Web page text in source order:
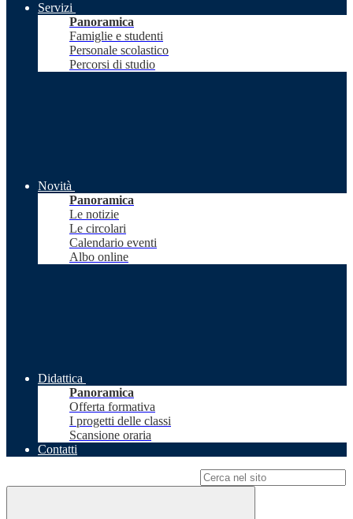
Servizi
Panoramica
Famiglie e studenti
Personale scolastico
Percorsi di studio
Novità
Panoramica
Le notizie
Le circolari
Calendario eventi
Albo online
Didattica
Panoramica
Offerta formativa
I progetti delle classi
Scansione oraria
Contatti